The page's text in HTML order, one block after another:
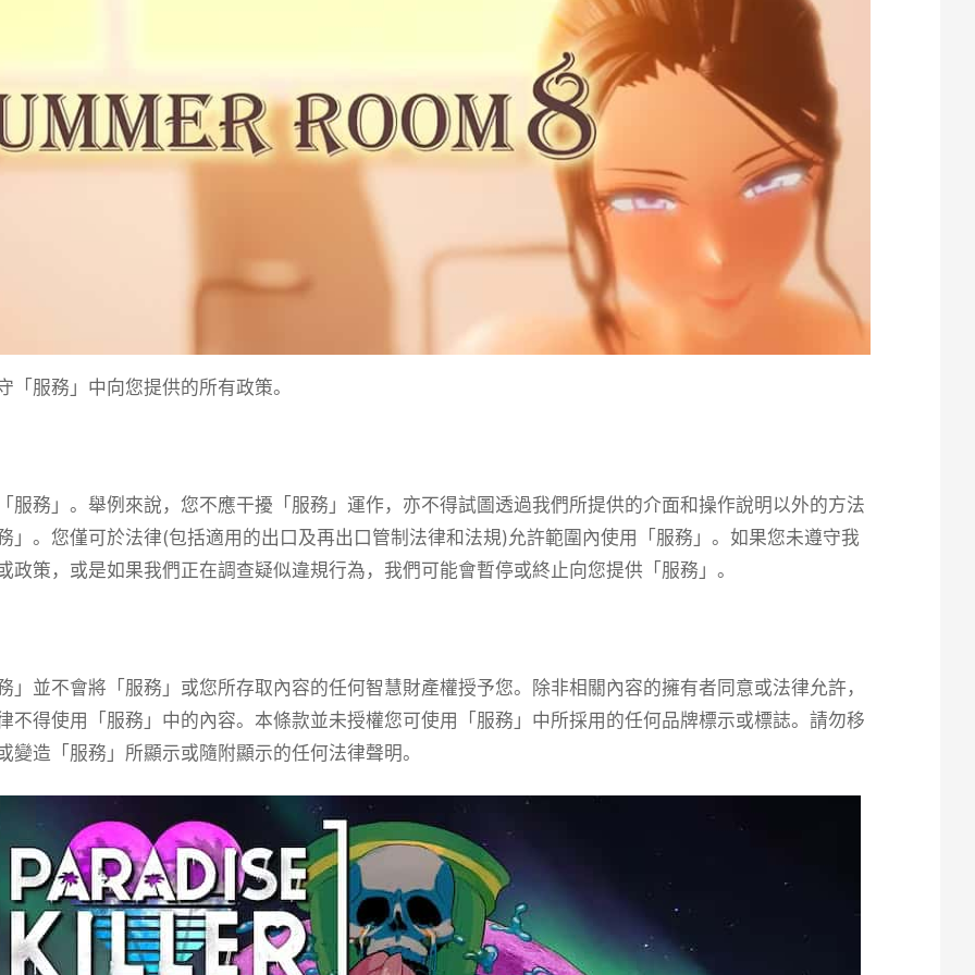
「服務」中向您提供的所有政策。
服務」。舉例來說，您不應干擾「服務」運作，亦不得試圖透過我們所提供的介面和操作說明以外的方法
」。您僅可於法律(包括適用的出口及再出口管制法律和法規)允許範圍內使用「服務」。如果您未遵守我
政策，或是如果我們正在調查疑似違規行為，我們可能會暫停或終止向您提供「服務」。
」並不會將「服務」或您所存取內容的任何智慧財產權授予您。除非相關內容的擁有者同意或法律允許，
不得使用「服務」中的內容。本條款並未授權您可使用「服務」中所採用的任何品牌標示或標誌。請勿移
變造「服務」所顯示或隨附顯示的任何法律聲明。